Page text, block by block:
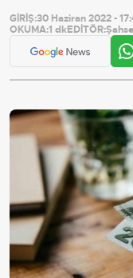
GİRİŞ:30 Haziran 2022 -
OKUMA:1 dkEDİTÖR: